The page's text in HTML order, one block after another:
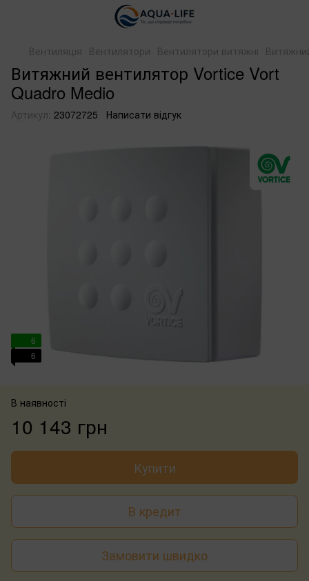
Вентиляція Вентилятори Вентилятори витяжні
Витяжний вентилятор Vortice Vort
Quadro Medio
Артикул: 23072725 Написати відгук
6
6
В наявності
10 143 грн
Купити
В кредит
Замовити швидко